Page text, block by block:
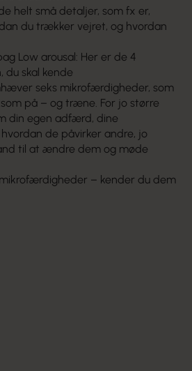
helt små detaljer, som fx er,
du trækker vejret, og hvordan
Low arousal: Her er de 4
du skal kende
seks mikrofærdigheder, som
på – og træne. For jo større
din egen adfærd, dine
de påvirker andre, jo
til at ændre dem og møde
– kender du dem